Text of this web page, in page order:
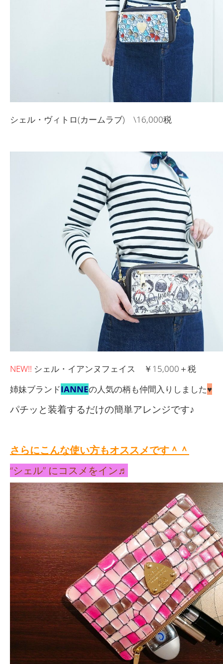
シェル・ヴィトロ(カームラブ) \16,000税
NEW!! シェル・イアンヌフェイス ￥15,000＋税
姉妹ブランドIANNEの人気の柄も仲間入りしました♥
パチッと装着するだけの簡単アレンジです♪
さらにこんな使い方もオススメです＾＾
“シェル” にコスメをイン♬